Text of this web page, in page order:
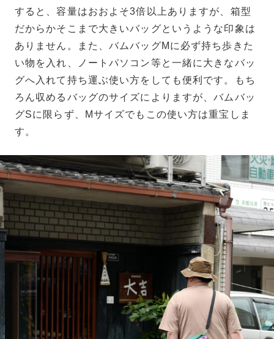
すると、容量はおおよそ3倍以上ありますが、箱型
だからかそこまで大きいバッグというような印象は
ありません。また、バムバッグMに必ず持ち歩きた
い物を入れ、ノートパソコン等と一緒に大きなバッ
グへ入れて持ち運ぶ使い方をしても便利です。もち
ろん収めるバッグのサイズによりますが、バムバッ
グSに限らず、Mサイズでもこの使い方は重宝しま
す。